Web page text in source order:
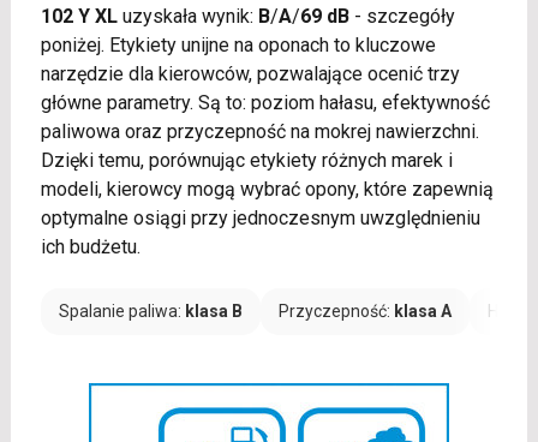
102 Y XLuzyskała wynik: B/A/69 dB- szczegóły
poniżej. Etykiety unijne na oponach to kluczowe
narzędzie dla kierowców, pozwalające ocenić trzy
główne parametry. Są to: poziom hałasu, efektywność
paliwowa oraz przyczepność na mokrej nawierzchni.
Dzięki temu, porównując etykiety różnych marek i
modeli, kierowcy mogą wybrać opony, które zapewnią
optymalne osiągi przy jednoczesnym uwzględnieniu
ich budżetu.
Spalanie paliwa: klasa B Przyczepność: klasa A Hałas: